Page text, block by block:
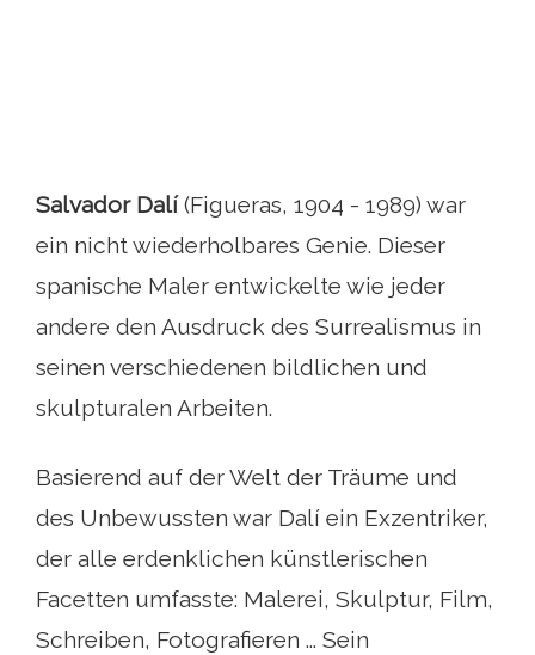
Salvador Dalí(Figueras, 1904 - 1989) war
ein nicht wiederholbares Genie. Dieser
spanische Maler entwickelte wie jeder
andere den Ausdruck des Surrealismus in
seinen verschiedenen bildlichen und
skulpturalen Arbeiten.
Basierend auf der Welt der Träume und
des Unbewussten war Dalí ein Exzentriker,
der alle erdenklichen künstlerischen
Facetten umfasste: Malerei, Skulptur, Film,
Schreiben, Fotografieren ... Sein